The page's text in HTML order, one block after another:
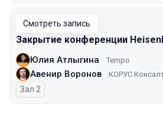
Смотреть запись
Закрытие конференции
Юлия Атлыгина Tempo
Авенир Воронов КОРУС
Зал 2